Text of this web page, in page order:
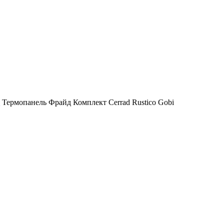
Термопанель Фрайд Комплект Cerrad Rustico Gobi